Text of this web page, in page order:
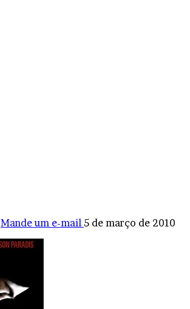
Mande um e-mail 5 de março de 2010